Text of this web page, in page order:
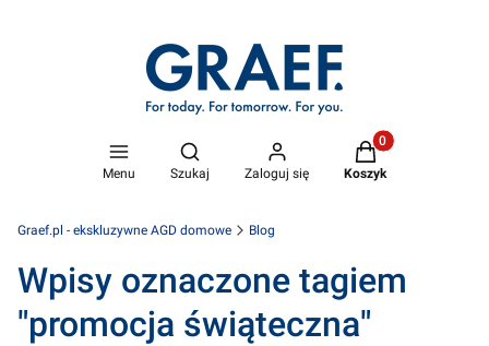
Menu
Otwórz wyszukiwarkę
Szukaj Zaloguj się
Produkty w
Koszyk
Graef.pl - ekskluzywne AGD domowe Blog
Wpisy oznaczone tagiem
"promocja świąteczna"